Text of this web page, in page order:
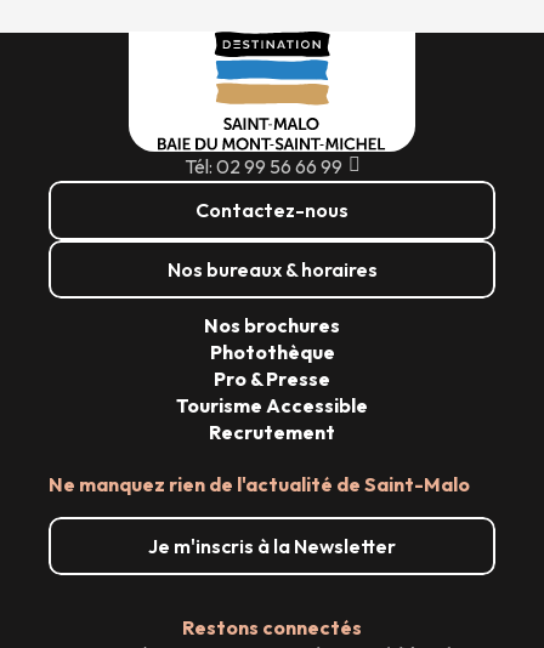
Tél: 02 99 56 66 99
Contactez-nous
Nos bureaux & horaires
Ne manquez rien de l'actualité de Saint-Malo
Je m'inscris à la Newsletter
Restons connectés
Nos brochures
Photothèque
Pro & Presse
Tourisme Accessible
Recrutement